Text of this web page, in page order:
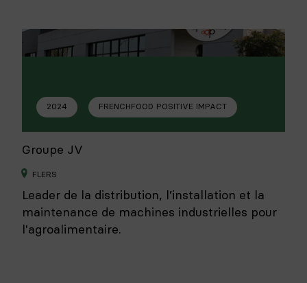
2024 FRENCHFOOD POSITIVE IMPACT
Groupe JV
FLERS
Leader de la distribution, l’installation et la
maintenance de machines industrielles pour
l'agroalimentaire.